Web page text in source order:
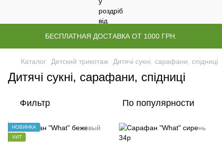
БЕСПЛАТНАЯ ДОСТАВКА ОТ 1000 ГРН.
Каталог Детский трикотаж Дитячі сукні, сарафани, спідниці
Дитячі сукні, сарафани, спідниці
Фильтр По популярности
НОВИНКА
ХИТ